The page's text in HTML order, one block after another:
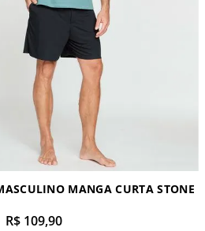
MANGA CURTA STONE
R$ 109,90